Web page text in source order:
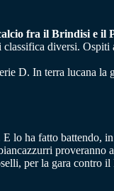
fra il Brindisi e
diversi.
D. In terra lucana
lo ha fatto
per la gara contro